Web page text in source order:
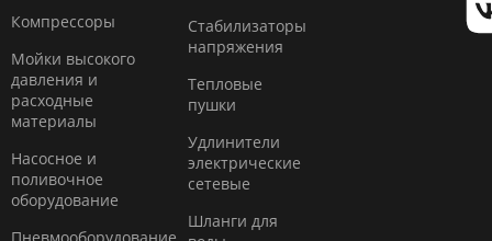
Компресcоры
Мойки высокого
давления и
расходные
материалы
Насосное и
поливочное
оборудование
Стабилизаторы
напряжения
Тепловые
пушки
Удлинители
электрические
сетевые
Шланги для